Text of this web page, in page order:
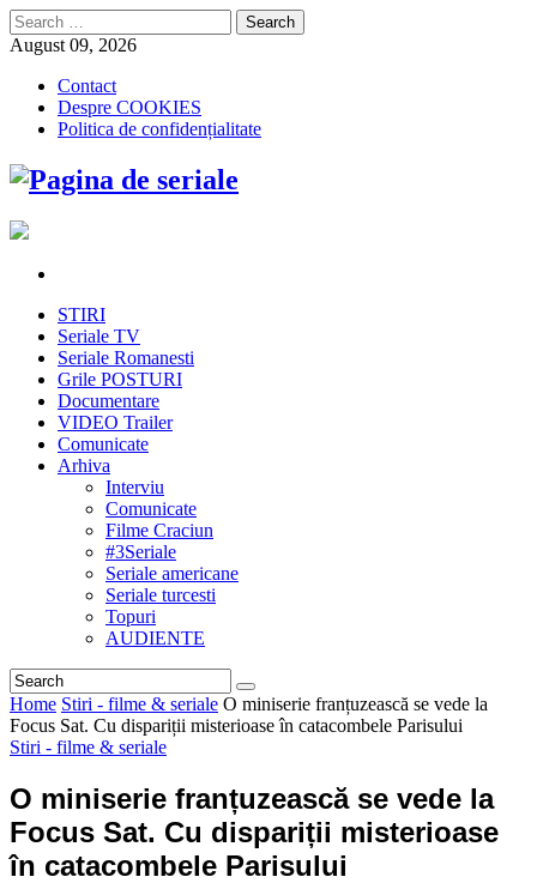
Search
for:
August 09, 2026
Contact
Despre COOKIES
Politica de confidențialitate
STIRI
Seriale TV
Seriale Romanesti
Grile POSTURI
Documentare
VIDEO Trailer
Comunicate
Arhiva
Interviu
Comunicate
Filme Craciun
#3Seriale
Seriale americane
Seriale turcesti
Topuri
AUDIENTE
Home Stiri - filme & seriale O miniserie franțuzească se vede la
Focus Sat. Cu dispariții misterioase în catacombele Parisului
Stiri - filme & seriale
O miniserie franțuzească se vede la
Focus Sat. Cu dispariții misterioase
în catacombele Parisului